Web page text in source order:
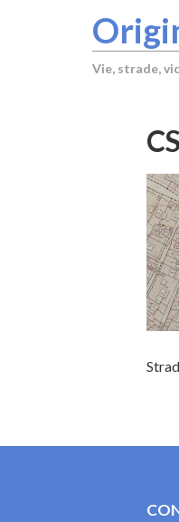
Vie, strade,